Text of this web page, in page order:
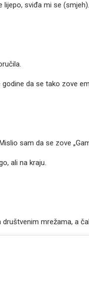
lijepo, sviđa mi se (smjeh).
da se tako zove
sam da se zove
ali na kraju.
mrežama, a